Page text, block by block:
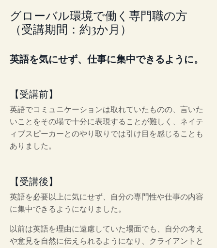
グローバル環境で働く専門職の方
（受講期間：約3か月）
英語を気にせず、仕事に集中できるように。
【受講前】
英語でコミュニケーションは取れていたものの、言いた
いことをその場で十分に表現することが難しく、ネイテ
ィブスピーカーとのやり取りでは引け目を感じることも
ありました。
【受講後】
英語を必要以上に気にせず、自分の専門性や仕事の内容
に集中できるようになりました。
以前は英語を理由に遠慮していた場面でも、自分の考え
や意見を自然に伝えられるようになり、クライアントと